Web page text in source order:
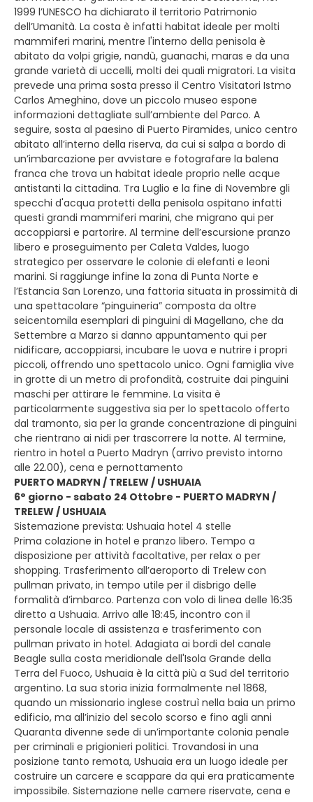
1999 l’UNESCO ha dichiarato il territorio Patrimonio
dell’Umanità. La costa è infatti habitat ideale per molti
mammiferi marini, mentre l'interno della penisola è
abitato da volpi grigie, nandù, guanachi, maras e da una
grande varietà di uccelli, molti dei quali migratori. La visita
prevede una prima sosta presso il Centro Visitatori Istmo
Carlos Ameghino, dove un piccolo museo espone
informazioni dettagliate sull’ambiente del Parco. A
seguire, sosta al paesino di Puerto Piramides, unico centro
abitato all’interno della riserva, da cui si salpa a bordo di
un’imbarcazione per avvistare e fotografare la balena
franca che trova un habitat ideale proprio nelle acque
antistanti la cittadina. Tra Luglio e la fine di Novembre gli
specchi d'acqua protetti della penisola ospitano infatti
questi grandi mammiferi marini, che migrano qui per
accoppiarsi e partorire. Al termine dell’escursione pranzo
libero e proseguimento per Caleta Valdes, luogo
strategico per osservare le colonie di elefanti e leoni
marini. Si raggiunge infine la zona di Punta Norte e
l’Estancia San Lorenzo, una fattoria situata in prossimità di
una spettacolare “pinguineria” composta da oltre
seicentomila esemplari di pinguini di Magellano, che da
Settembre a Marzo si danno appuntamento qui per
nidificare, accoppiarsi, incubare le uova e nutrire i propri
piccoli, offrendo uno spettacolo unico. Ogni famiglia vive
in grotte di un metro di profondità, costruite dai pinguini
maschi per attirare le femmine. La visita è
particolarmente suggestiva sia per lo spettacolo offerto
dal tramonto, sia per la grande concentrazione di pinguini
che rientrano ai nidi per trascorrere la notte. Al termine,
rientro in hotel a Puerto Madryn (arrivo previsto intorno
alle 22.00), cena e pernottamento
PUERTO MADRYN / TRELEW / USHUAIA
6° giorno - sabato 24 Ottobre - PUERTO MADRYN /
TRELEW / USHUAIA
Sistemazione prevista: Ushuaia hotel 4 stelle
Prima colazione in hotel e pranzo libero. Tempo a
disposizione per attività facoltative, per relax o per
shopping. Trasferimento all’aeroporto di Trelew con
pullman privato, in tempo utile per il disbrigo delle
formalità d’imbarco. Partenza con volo di linea delle 16:35
diretto a Ushuaia. Arrivo alle 18:45, incontro con il
personale locale di assistenza e trasferimento con
pullman privato in hotel. Adagiata ai bordi del canale
Beagle sulla costa meridionale dell'Isola Grande della
Terra del Fuoco, Ushuaia è la città più a Sud del territorio
argentino. La sua storia inizia formalmente nel 1868,
quando un missionario inglese costruì nella baia un primo
edificio, ma all’inizio del secolo scorso e fino agli anni
Quaranta divenne sede di un’importante colonia penale
per criminali e prigionieri politici. Trovandosi in una
posizione tanto remota, Ushuaia era un luogo ideale per
costruire un carcere e scappare da qui era praticamente
impossibile. Sistemazione nelle camere riservate, cena e